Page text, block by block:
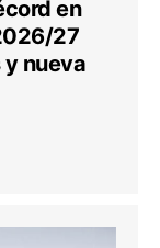
en
27
nueva